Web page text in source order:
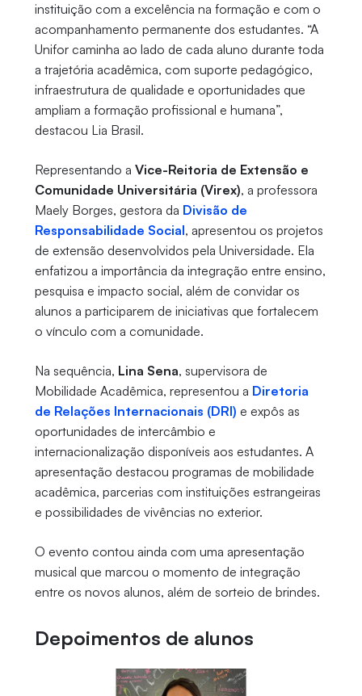
instituição com a excelência na formação e com o
acompanhamento permanente dos estudantes. “A
Unifor caminha ao lado de cada aluno durante toda
a trajetória acadêmica, com suporte pedagógico,
infraestrutura de qualidade e oportunidades que
ampliam a formação profissional e humana”,
destacou Lia Brasil.
Representando a Vice-Reitoria de Extensão e
Comunidade Universitária (Virex), a professora
Maely Borges, gestora da Divisão de
Responsabilidade Social, apresentou os projetos
de extensão desenvolvidos pela Universidade. Ela
enfatizou a importância da integração entre ensino,
pesquisa e impacto social, além de convidar os
alunos a participarem de iniciativas que fortalecem
o vínculo com a comunidade.
Na sequência, Lina Sena, supervisora de
Mobilidade Acadêmica, representou a Diretoria
de Relações Internacionais (DRI) e expôs as
oportunidades de intercâmbio e
internacionalização disponíveis aos estudantes. A
apresentação destacou programas de mobilidade
acadêmica, parcerias com instituições estrangeiras
e possibilidades de vivências no exterior.
O evento contou ainda com uma apresentação
musical que marcou o momento de integração
entre os novos alunos, além de sorteio de brindes.
Depoimentos de alunos